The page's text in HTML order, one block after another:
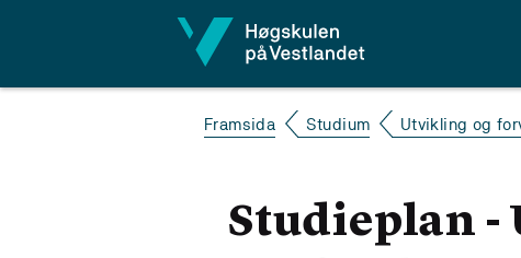
Framsida Studium Utvikling og
Studieplan -